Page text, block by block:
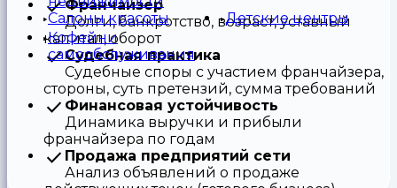
Салоны красоты
Детские центры
Кофейни
самообслуживания
Франчайзер
Долги, банкротство, возраст, уставный
капитал, оборот
Судебная практика
Судебные споры с участием франчайзера,
стороны, суть претензий, сумма требований
Финансовая устойчивость
Динамика выручки и прибыли
франчайзера по годам
Продажа предприятий сети
Анализ объявлений о продаже